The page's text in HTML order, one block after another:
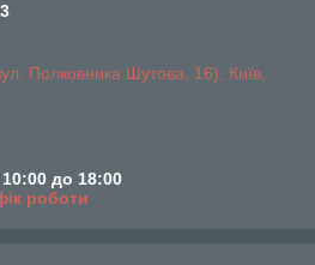
Полковника Шутова, 16), Київ,
до 18:00
роботи